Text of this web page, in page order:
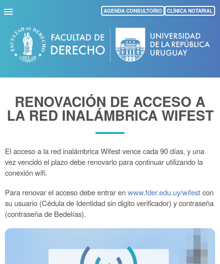
Pasar
al
contenido
principal
AGENDA CONSULTORIO CLÍNICA NOTARIAL
RENOVACIÓN DE ACCESO A
LA RED INALÁMBRICA WIFEST
El acceso a la red inalámbrica Wifest vence cada 90 días, y una
vez vencido el plazo debe renovarlo para continuar utilizando la
conexión wifi.
Para renovar el acceso debe entrar enwww.fder.edu.uy/wifestcon
su usuario (Cédula de Identidad sin digito verificador) y contraseña
(contraseña de Bedelías).